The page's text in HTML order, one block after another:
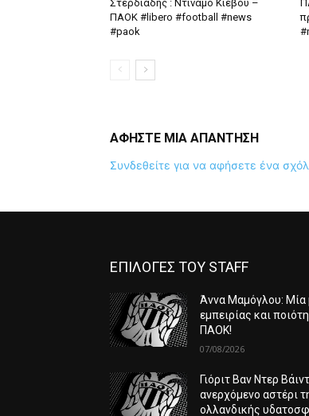
Στερδιάδης : Ντινάμο Κιέβου –
ΠΑΟΚ #libero #football #news
#paok
ΑΦΗΣΤΕ ΜΙΑ ΑΠΑΝΤΗΣΗ
Συνδεθείτε για να αφήσετε ένα
ΕΠΙΛΟΓΕΣ ΤΟΥ STAFF
Άννα Μαμόγλου: Μία
εμπειρίας και
ΠΑΟΚ!
07/08/2026
Γιόριτ Βαν Ντερ
ανερχόμενο αστέρι
ολλανδικής